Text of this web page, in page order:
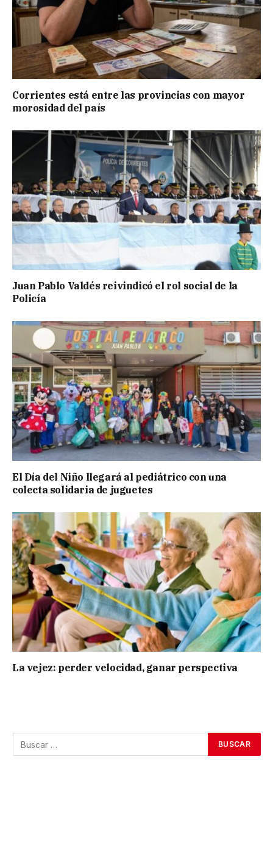
Corrientes está entre las provincias con mayor
morosidad del país
Juan Pablo Valdés reivindicó el rol social de la
Policía
El Día del Niño llegará al pediátrico con una
colecta solidaria de juguetes
La vejez: perder velocidad, ganar perspectiva